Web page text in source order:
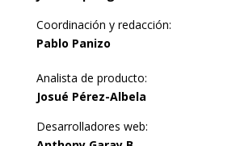
Coordinación y redacción:
Pablo Panizo
Analista de producto:
Josué Pérez-Albela
Desarrolladores web: